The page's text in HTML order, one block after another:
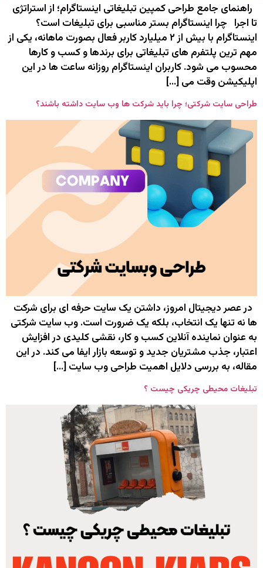
راهنمای جامع طراحی کمپین تبلیغاتی اینستاگرام؛ از استراتژی
تا اجرا چرا اینستاگرام بستر مناسبی برای تبلیغات است؟
اینستاگرام با بیش از ۲ میلیارد کاربر فعال بصورت ماهانه، یکی از
مهم‌ ترین پلتفرم‌ های تبلیغاتی برای برندها و کسب‌ و کارها
محسوب می‌ شود. کاربران اینستاگرام روزانه ساعت‌ ها در این
اپلیکیشن وقت می‌ […]
طراحی سایت شرکتی؛ چرا باید شرکت ‌ها وب ‌سایت داشته باشند؟
در عصر دیجیتال امروز، داشتن یک سایت حرفه‌ ای برای شرکت‌
ها نه‌ تنها یک انتخاب، بلکه یک ضرورت است. وب ‌سایت شرکتی
به‌ عنوان نماینده آنلاین کسب‌ و کار، نقشی کلیدی در افزایش
اعتبار، جذب مشتریان جدید و توسعه بازار ایفا می‌ کند. در این
مقاله، به بررسی دلایل اهمیت طراحی وب‌ سایت […]
تبلیغات محیطی چریکی چیست ؟